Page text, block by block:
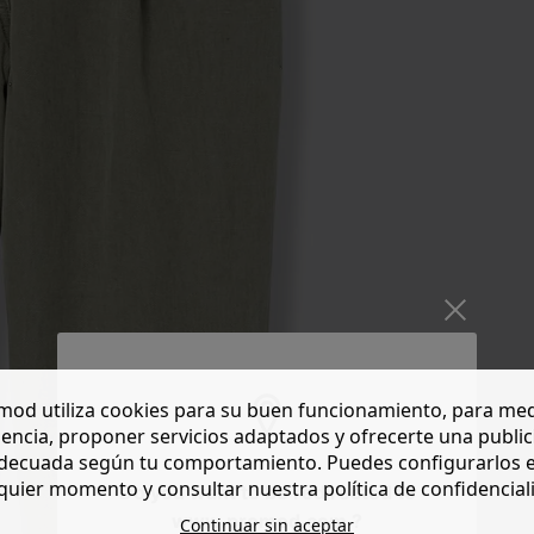
Do you want to be redirected to
www.promod.com ?
utiliza cookies para su buen funcionamiento, para
proponer servicios adaptados y ofrecerte una
según tu comportamiento. Puedes configurarlos
momento y consultar nuestra política de
Continuar sin aceptar